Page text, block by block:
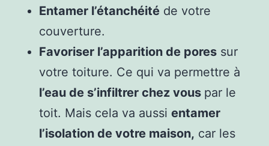
Entamer l’étanchéité de votre
couverture.
Favoriser l’apparition de pores sur
votre toiture. Ce qui va permettre à
l’eau de s’infiltrer chez vous par le
toit. Mais cela va aussi entamer
l’isolation de votre maison, car les